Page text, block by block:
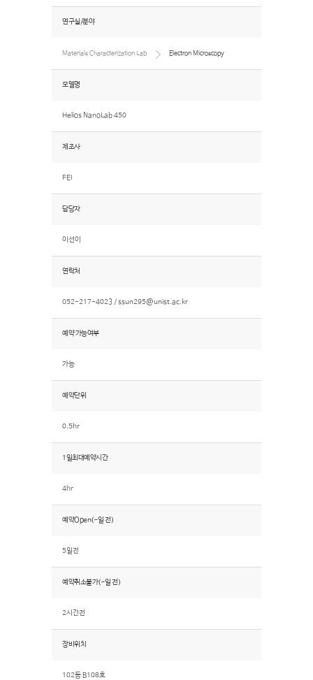
연구실/분야
Materials Characterization Lab Electron Microscopy
모델명
Helios NanoLab 450
제조사
FEI
담당자
이선이
연락처
052-217-4023 /ssun295@unist.ac.kr
예약 가능여부
가능
예약단위
0.5hr
1일최대예약시간
4hr
예약Open(~일 전)
5일전
예약취소불가(~일 전)
2시간전
장비위치
102동 B108호